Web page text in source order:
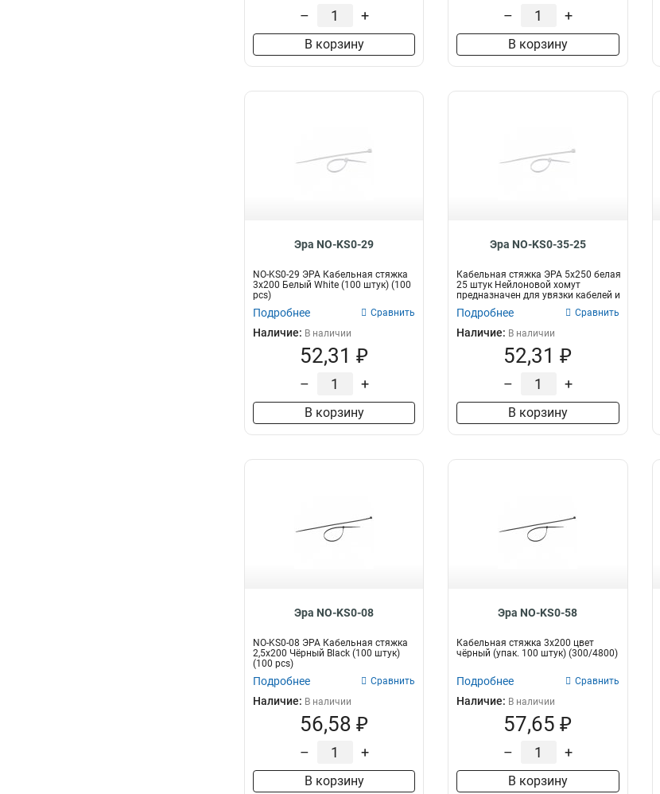
– +
В корзину
– +
В корзину
Эра NO-KS0-29
NO-KS0-29 ЭРА Кабельная стяжка
3x200 Белый White (100 штук) (100
pcs)
Подробнее Сравнить
Наличие: В наличии
52,31 ₽
– +
В корзину
Эра NO-KS0-35-25
Кабельная стяжка ЭРА 5x250 белая
25 штук Нейлоновой хомут
предназначен для увязки кабелей и
Подробнее Сравнить
Наличие: В наличии
52,31 ₽
– +
В корзину
Эра NO-KS0-08
NO-KS0-08 ЭРА Кабельная стяжка
2,5х200 Чёрный Black (100 штук)
(100 pcs)
Подробнее Сравнить
Наличие: В наличии
56,58 ₽
– +
В корзину
Эра NO-KS0-58
Кабельная стяжка 3x200 цвет
чёрный (упак. 100 штук) (300/4800)
Подробнее Сравнить
Наличие: В наличии
57,65 ₽
– +
В корзину